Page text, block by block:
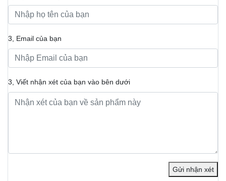
3, Email của bạn
3, Viết nhận xét của bạn vào bên dưới
Gửi nhận xét